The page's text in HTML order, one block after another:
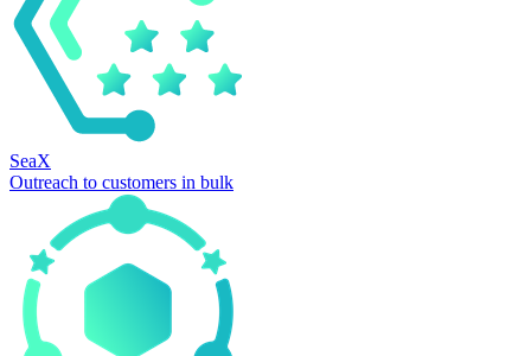
SeaX
Outreach to customers in bulk